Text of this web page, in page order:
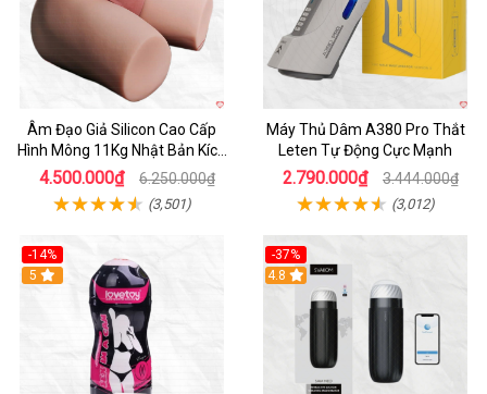
Âm Đạo Giả Silicon Cao Cấp
Hình Mông 11Kg Nhật Bản Kích
Thước Như Thật
4.500.000₫ 6.250.000₫
(3,501)
Máy Thủ Dâm A380 Pro Thắt
Leten Tự Động Cực Mạnh
2.790.000₫ 3.444.000₫
(3,012)
-14%
Hot
5
-37%
4.8